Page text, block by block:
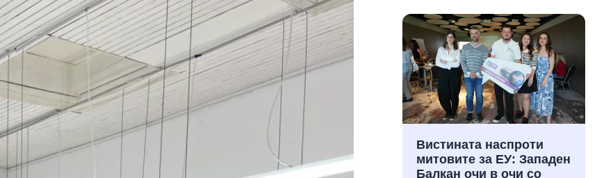
Вистината наспроти
митовите за ЕУ: Западен
Балкан очи в очи со